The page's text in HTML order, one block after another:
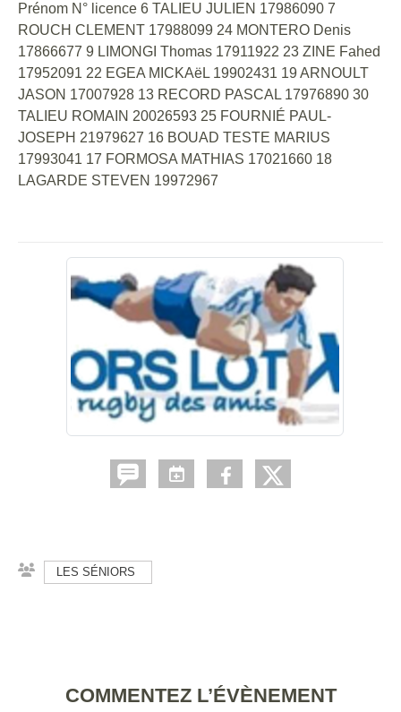
Prénom N° licence 6 TALIEU JULIEN 17986090 7
ROUCH CLEMENT 17988099 24 MONTERO Denis
17866677 9 LIMONGI Thomas 17911922 23 ZINE Fahed
17952091 22 EGEA MICKAëL 19902431 19 ARNOULT
JASON 17007928 13 RECORD PASCAL 17976890 30
TALIEU ROMAIN 20026593 25 FOURNIÉ PAUL-
JOSEPH 21979627 16 BOUAD TESTE MARIUS
17993041 17 FORMOSA MATHIAS 17021660 18
LAGARDE STEVEN 19972967
LES SÉNIORS
COMMENTEZ L’ÉVÈNEMENT